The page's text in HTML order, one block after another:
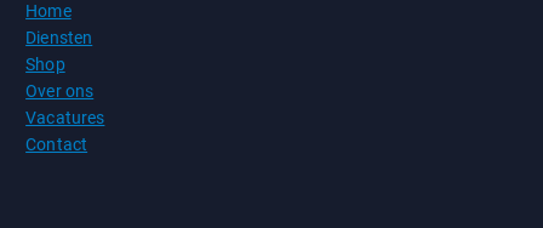
Home
Diensten
Shop
Over ons
Vacatures
Contact